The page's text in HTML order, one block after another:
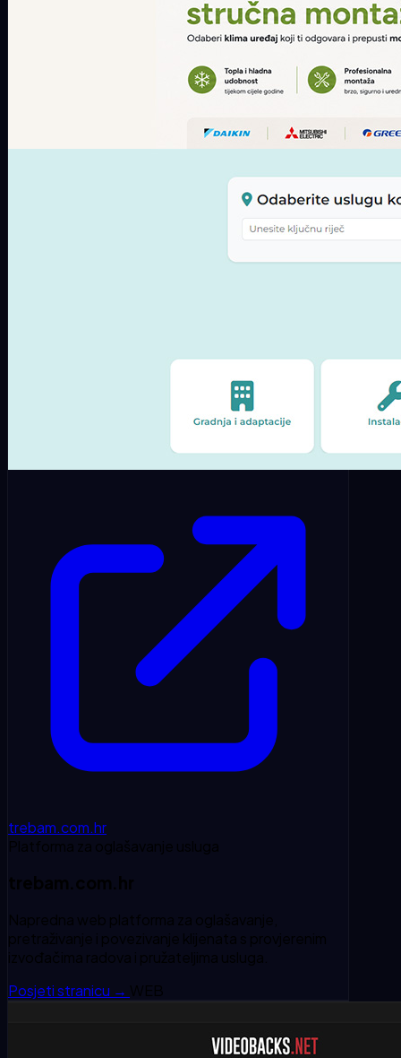
trebam.com.hr
Platforma za oglašavanje usluga
trebam.com.hr
Napredna web platforma za oglašavanje,
pretraživanje i povezivanje klijenata s provjerenim
izvođačima radova i pružateljima usluga.
Posjeti stranicu → WEB